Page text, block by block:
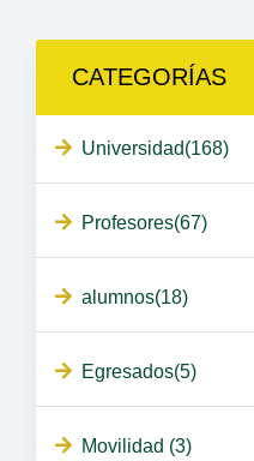
CATEGORÍAS
Universidad(168)
Profesores(67)
alumnos(18)
Egresados(5)
Movilidad (3)